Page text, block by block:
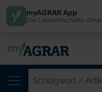
myAGRAR App
Der Landwirtschafts-Shop